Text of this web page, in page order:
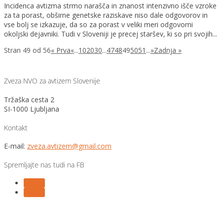
Incidenca avtizma strmo narašča in znanost intenzivno išče vzroke
za ta porast, obširne genetske raziskave niso dale odgovorov in
vse bolj se izkazuje, da so za porast v veliki meri odgovorni
okoljski dejavniki. Tudi v Sloveniji je precej staršev, ki so pri svojih...
Stran 49 od 56« Prva«...102030...4748495051 ...»Zadnja »
Zveza NVO za avtizem Slovenije
Tržaška cesta 2
SI-1000 Ljubljana
Kontakt
E-mail: zveza.avtizem@gmail.com
Spremljajte nas tudi na FB